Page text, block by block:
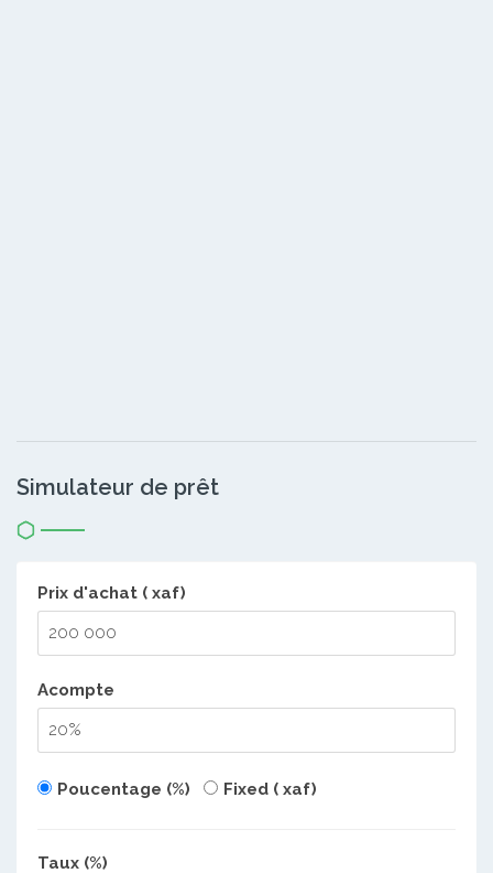
Simulateur de prêt
Prix d'achat ( xaf)
Acompte
Poucentage (%) Fixed ( xaf)
Taux (%)